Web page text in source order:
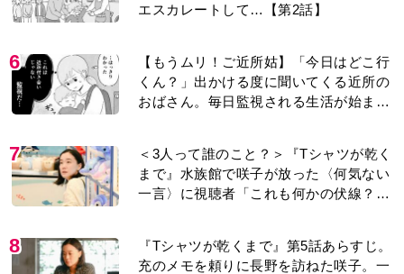
エスカレートして…【第2話】
6
【もうムリ！ご近所姑】「今日はどこ行
くん？」出かける度に聞いてくる近所の
おばさん。毎日監視される生活が始ま
7
＜3人って誰のこと？＞『Tシャツが乾く
まで』水族館で咲子が放った〈何気ない
一言〉に視聴者「これも何かの伏線？」
8
『Tシャツが乾くまで』第5話あらすじ。
充のメモを頼りに長野を訪ねた咲子。一